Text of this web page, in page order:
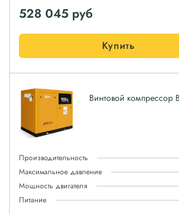
528 045 руб
Купить
Винтовой компрессор
Производительность
Максимальное давление
Мощность двигателя
Питание